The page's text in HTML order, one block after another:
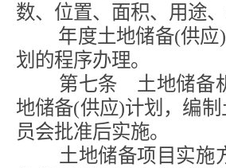
数、位置、面积、用途、
年度土地储备(供应)
划的程序办理。
第七条 土地储备机
地储备(供应)计划，编
员会批准后实施。
土地储备项目实施方